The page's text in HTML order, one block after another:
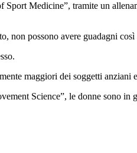
Medicine”, tramite un
non possono avere guadagni
maggiori dei soggetti anziani e
Science”, le donne sono